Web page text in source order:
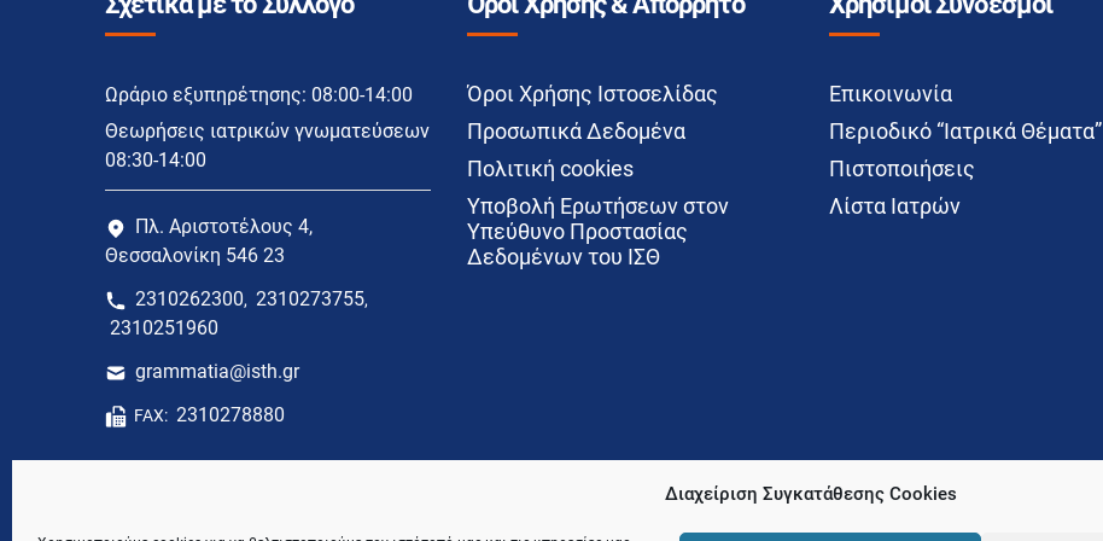
Διαχείριση Συγκατάθεσης Cookies
Ωράριο εξυπηρέτησης: 08:00-14:00
Θεωρήσεις ιατρικών γνωματεύσεων
08:30-14:00
Πλ. Αριστοτέλους 4,
Θεσσαλονίκη 546 23
2310262300, 2310273755,
2310251960
grammatia@isth.gr
FAX: 2310278880
Όροι Χρήσης Ιστοσελίδας
Προσωπικά Δεδομένα
Πολιτική cookies
Υποβολή Ερωτήσεων στον
Υπεύθυνο Προστασίας
Δεδομένων του ΙΣΘ
Επικοινωνία
Περιοδικό “Ιατρικά Θέματα”
Πιστοποιήσεις
Λίστα Ιατρών